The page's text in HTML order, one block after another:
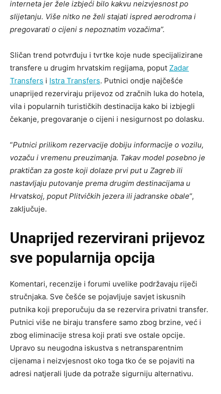
interneta jer žele izbjeći bilo kakvu neizvjesnost po
slijetanju. Više nitko ne želi stajati ispred aerodroma i
pregovarati o cijeni s nepoznatim vozačima”.
Sličan trend potvrđuju i tvrtke koje nude specijalizirane
transfere u drugim hrvatskim regijama, poput Zadar
Transfers i Istra Transfers. Putnici ondje najčešće
unaprijed rezerviraju prijevoz od zračnih luka do hotela,
vila i popularnih turističkih destinacija kako bi izbjegli
čekanje, pregovaranje o cijeni i nesigurnost po dolasku.
“Putnici prilikom rezervacije dobiju informacije o vozilu,
vozaču i vremenu preuzimanja. Takav model posebno je
praktičan za goste koji dolaze prvi put u Zagreb ili
nastavljaju putovanje prema drugim destinacijama u
Hrvatskoj, poput Plitvičkih jezera ili jadranske obale“,
zaključuje.
Unaprijed rezervirani prijevoz
sve popularnija opcija
Komentari, recenzije i forumi uvelike podržavaju riječi
stručnjaka. Sve češće se pojavljuje savjet iskusnih
putnika koji preporučuju da se rezervira privatni transfer.
Putnici više ne biraju transfere samo zbog brzine, već i
zbog eliminacije stresa koji prati sve ostale opcije.
Upravo su neugodna iskustva s netransparentnim
cijenama i neizvjesnost oko toga tko će se pojaviti na
adresi natjerali ljude da potraže sigurniju alternativu.